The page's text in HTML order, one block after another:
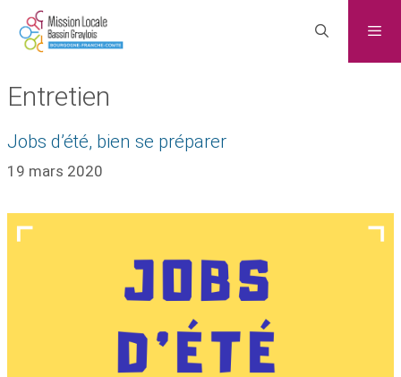
Entretien
Jobs d’été, bien se préparer
19 mars 2020